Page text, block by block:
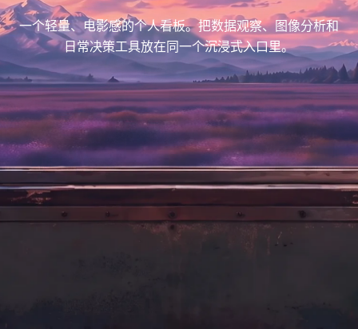
一个轻量、电影感的个人看板。把数据观察、图像分析和
日常决策工具放在同一个沉浸式入口里。